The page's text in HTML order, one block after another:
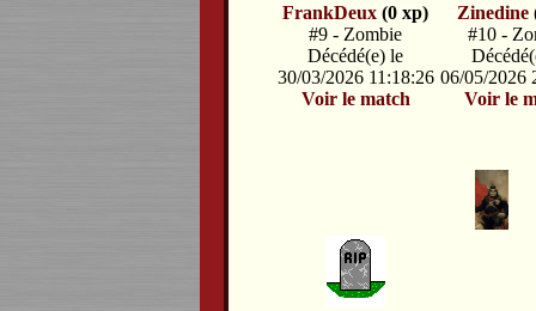
FrankDeux (0 xp)
#9 - Zombie
Décédé(e) le
30/03/2026 11:18:26
Voir le match
Zinedine
#10 -
06/05/2026
Voir le